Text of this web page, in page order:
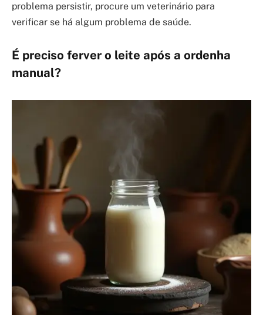
problema persistir, procure um veterinário para
verificar se há algum problema de saúde.
É preciso ferver o leite após a ordenha
manual?